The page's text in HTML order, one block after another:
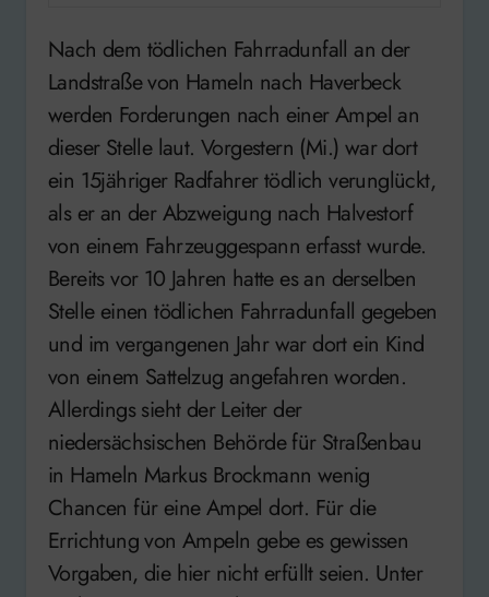
Nach dem tödlichen Fahrradunfall an der
Landstraße von Hameln nach Haverbeck
werden Forderungen nach einer Ampel an
dieser Stelle laut. Vorgestern (Mi.) war dort
ein 15jähriger Radfahrer tödlich verunglückt,
als er an der Abzweigung nach Halvestorf
von einem Fahrzeuggespann erfasst wurde.
Bereits vor 10 Jahren hatte es an derselben
Stelle einen tödlichen Fahrradunfall gegeben
und im vergangenen Jahr war dort ein Kind
von einem Sattelzug angefahren worden.
Allerdings sieht der Leiter der
niedersächsischen Behörde für Straßenbau
in Hameln Markus Brockmann wenig
Chancen für eine Ampel dort. Für die
Errichtung von Ampeln gebe es gewissen
Vorgaben, die hier nicht erfüllt seien. Unter